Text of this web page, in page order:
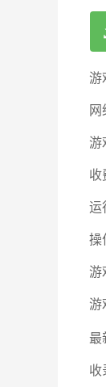
游
网
游
收
运
操
游
游
最
收